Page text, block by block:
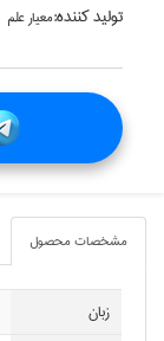
تولید کننده:معيار علم
مشخصات محصول
زبان